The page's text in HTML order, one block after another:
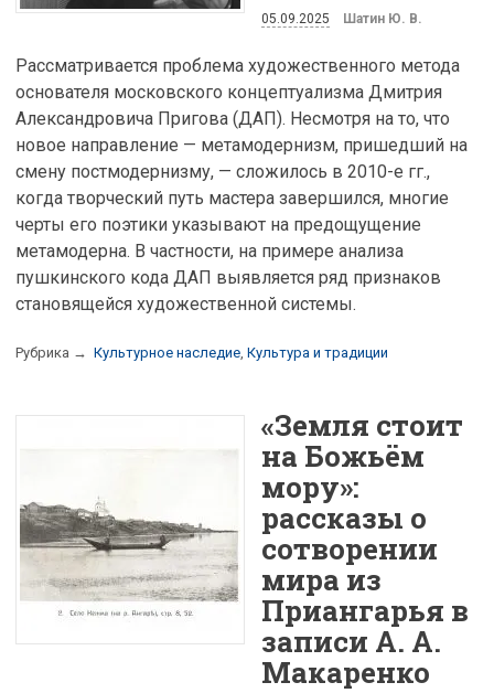
05.09.2025 Шатин Ю. В.
Рассматривается проблема художественного метода
основателя московского концептуализма Дмитрия
Александровича Пригова (ДАП). Несмотря на то, что
новое направление — метамодернизм, пришедший на
смену постмодернизму, — сложилось в 2010-е гг.,
когда творческий путь мастера завершился, многие
черты его поэтики указывают на предощущение
метамодерна. В частности, на примере анализа
пушкинского кода ДАП выявляется ряд признаков
становящейся художественной системы.
Рубрика → Культурное наследие Культура и традиции
«Земля стоит
на Божьём
мору»:
рассказы о
сотворении
мира из
Приангарья в
записи А. А.
Макаренко